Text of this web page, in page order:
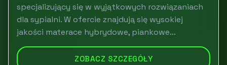
specjalizujący się w wyjątkowych rozwiązaniach
dla sypialni. W ofercie znajdują się wysokiej
jakości materace hybrydowe, piankowe...
ZOBACZ SZCZEGÓŁY